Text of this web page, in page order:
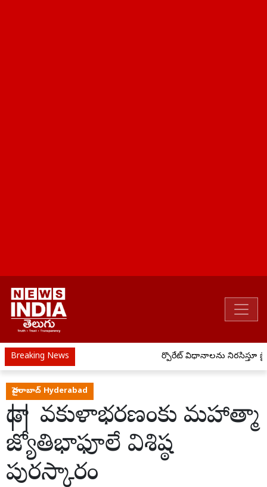
Breaking News కార్పొరేట్ విధానాలను నిరసిస్తూ
హైదరాబాద్ Hyderabad
డా|| వకుళాభరణంకు మహాత్మా
జ్యోతిభాఫూలే విశిష్ఠ
పురస్కారం